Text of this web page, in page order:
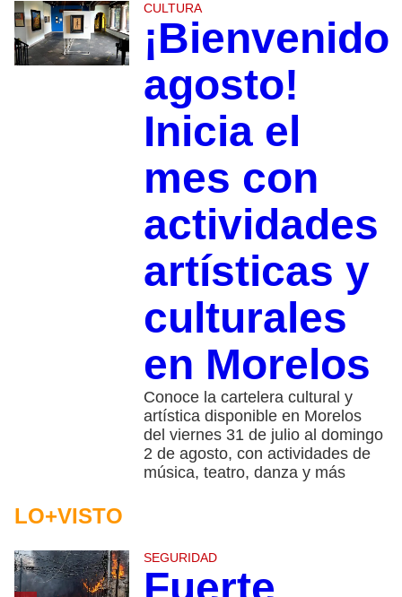
CULTURA
¡Bienvenido
agosto!
Inicia el
mes con
actividades
artísticas y
culturales
en Morelos
Conoce la cartelera cultural y
artística disponible en Morelos
del viernes 31 de julio al domingo
2 de agosto, con actividades de
música, teatro, danza y más
LO+VISTO
SEGURIDAD